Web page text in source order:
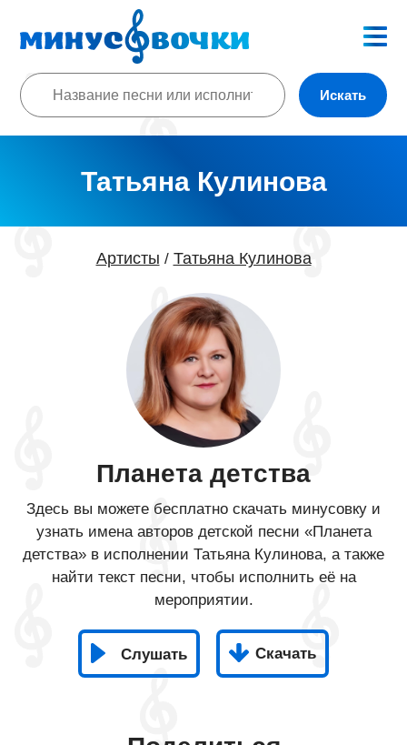
Искать
Татьяна Кулинова
Артисты / Татьяна Кулинова
Планета детства
Здесь вы можете бесплатно скачать минусовку и
узнать имена авторов детской песни «Планета
детства» в исполнении Татьяна Кулинова, а также
найти текст песни, чтобы исполнить её на
мероприятии.
Слушать Скачать